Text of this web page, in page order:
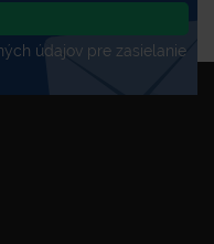
údajov pre zasielanie